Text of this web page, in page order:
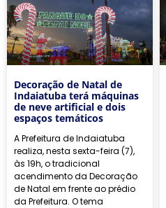
Decoração de Natal de
Indaiatuba terá máquinas
de neve artificial e dois
espaços temáticos
A Prefeitura de Indaiatuba
realiza, nesta sexta-feira (7),
às 19h, o tradicional
acendimento da Decoração
de Natal em frente ao prédio
da Prefeitura. O tema